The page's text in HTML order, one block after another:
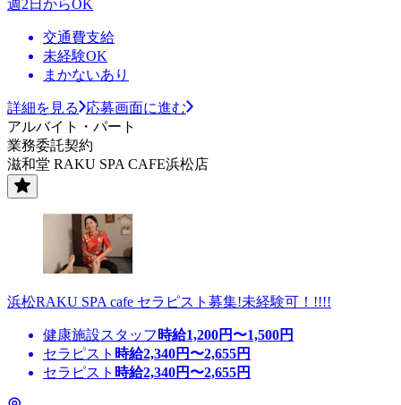
週2日からOK
交通費支給
未経験OK
まかないあり
詳細を見る
応募画面に進む
アルバイト・パート
業務委託契約
滋和堂 RAKU SPA CAFE浜松店
浜松RAKU SPA cafe セラピスト募集!未経験可！!!!!
健康施設スタッフ 時給1,200円〜1,500円
セラピスト 時給2,340円〜2,655円
セラピスト 時給2,340円〜2,655円